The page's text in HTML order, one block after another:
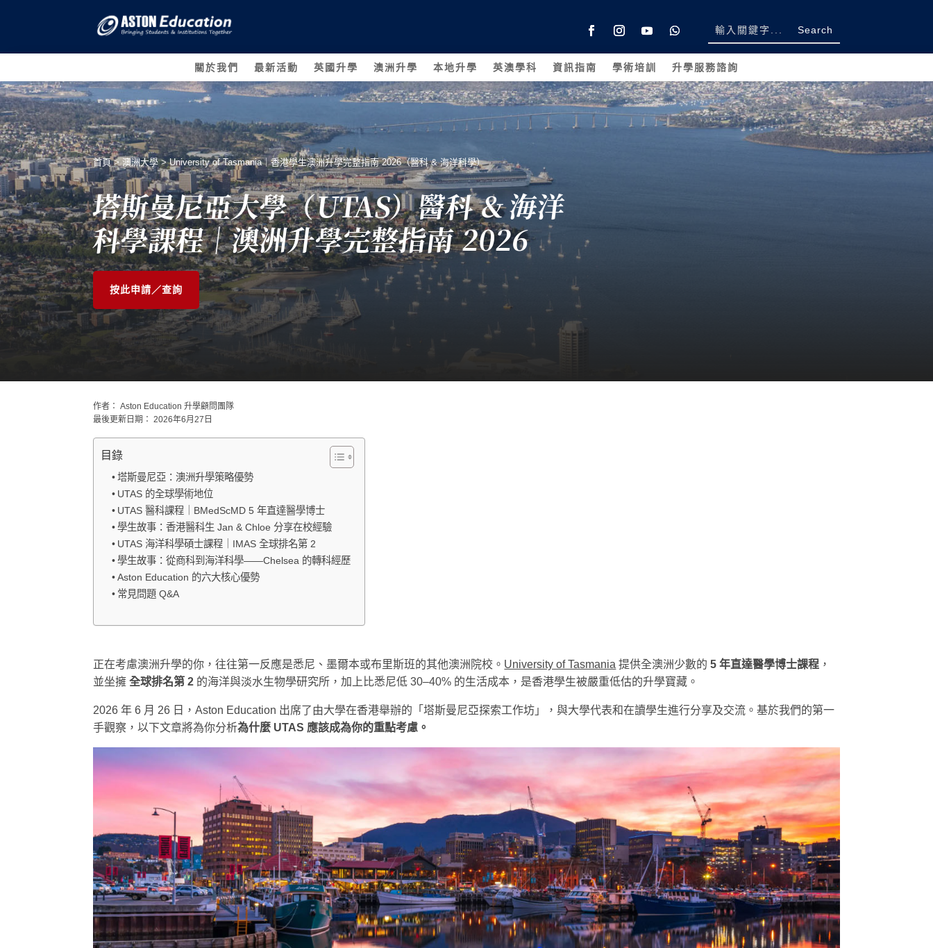
關於我們 最新活動 英國升學 澳洲升學 本地升學 英澳學科 資訊指南 學術培訓 升學服務諮詢
首頁>澳洲大學>University of Tasmania｜香港學生澳洲升學完整指南 2026（醫科 & 海洋科學）
塔斯曼尼亞大學（UTAS）醫科 & 海洋
科學課程｜澳洲升學完整指南 2026
按此申請／查詢
作者： Aston Education 升學顧問團隊
最後更新日期： 2026年6月27日
目錄
塔斯曼尼亞：澳洲升學策略優勢
UTAS 的全球學術地位
UTAS 醫科課程｜BMedScMD 5 年直達醫學博士
學生故事：香港醫科生 Jan & Chloe 分享在校經驗
UTAS 海洋科學碩士課程｜IMAS 全球排名第 2
學生故事：從商科到海洋科學——Chelsea 的轉科經歷
Aston Education 的六大核心優勢
常見問題 Q&A
正在考慮澳洲升學的你，往往第一反應是悉尼、墨爾本或布里斯班的其他澳洲院校。 University of Tasmania 提供全澳洲少數的5 年直達醫學博士課程 ，
並坐擁全球排名第 2 的海洋與淡水生物學研究所，加上比悉尼低 30–40% 的生活成本，是香港學生被嚴重低估的升學寶藏。
2026 年 6 月 26 日，Aston Education 出席了由大學在香港舉辦的「塔斯曼尼亞探索工作坊」，與大學代表和在讀學生進行分享及交流。基於我們的第一
手觀察，以下文章將為你分析為什麼 UTAS 應該成為你的重點考慮。